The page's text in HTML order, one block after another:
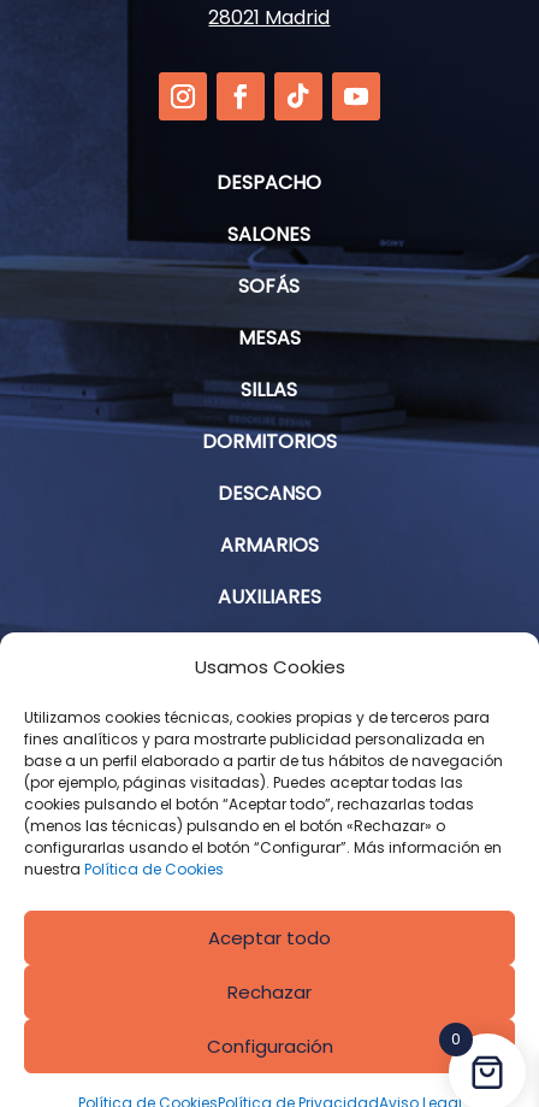
Usamos Cookies
Utilizamos cookies técnicas, cookies propias y de terceros para
fines analíticos y para mostrarte publicidad personalizada en
base a un perfil elaborado a partir de tus hábitos de navegación
(por ejemplo, páginas visitadas). Puedes aceptar todas las
cookies pulsando el botón “Aceptar todo”, rechazarlas todas
(menos las técnicas) pulsando en el botón «Rechazar» o
configurarlas usando el botón “Configurar”. Más información en
nuestra Política de Cookies
Aceptar todo
Rechazar
Configuración
Política de CookiesPolítica de PrivacidadAviso Legal
28021 Madrid
DESPACHO
SALONES
SOFÁS
MESAS
SILLAS
DORMITORIOS
DESCANSO
ARMARIOS
AUXILIARES
Aviso Legal
Política de Privacidad
Condiciones Generales de Contratación
Política de Cookies
Derecho de desistimiento
Diseñado porCROS Solutions 0